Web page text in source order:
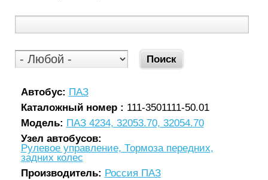
Автобус: ПАЗ
Каталожный номер : 111-3501111-50.01
Модель: ПАЗ 4234, 32053.70, 32054.70
Узел автобусов:
Рулевое управление, Тормоза передних,
задних колес
Производитель: Россия ПАЗ